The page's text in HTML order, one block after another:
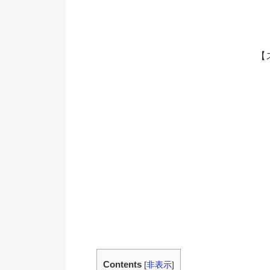
Contents [非表示]